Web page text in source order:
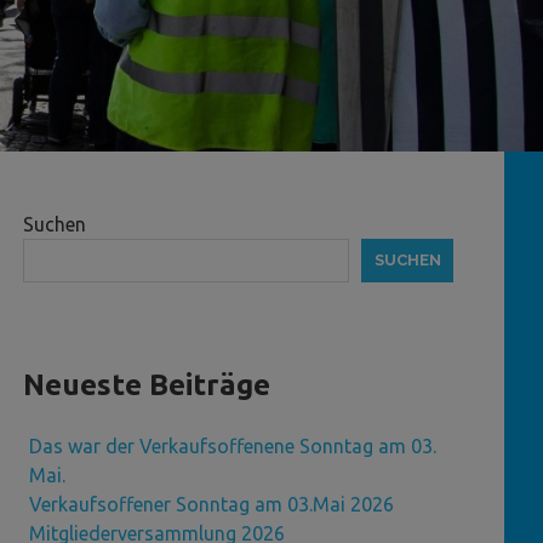
Suchen
SUCHEN
Neueste Beiträge
Das war der Verkaufsoffenene Sonntag am 03.
Mai.
Verkaufsoffener Sonntag am 03.Mai 2026
Mitgliederversammlung 2026